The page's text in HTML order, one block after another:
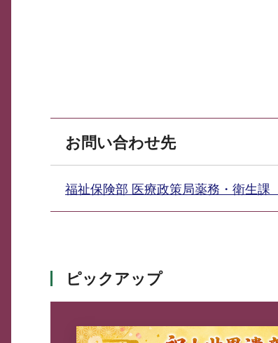
お問い合わせ先
福祉保険部 医療政策局薬務・衛生課
ピックアップ